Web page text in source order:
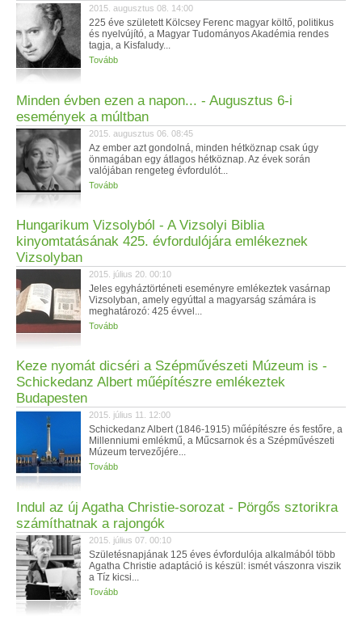
2015. augusztus 08. 14:00
225 éve született Kölcsey Ferenc magyar költő, politikus
és nyelvújító, a Magyar Tudományos Akadémia rendes
tagja, a Kisfaludy...
Tovább
Minden évben ezen a napon... - Augusztus 6-i
események a múltban
2015. augusztus 06. 08:45
Az ember azt gondolná, minden hétköznap csak úgy
önmagában egy átlagos hétköznap. Az évek során
valójában rengeteg évfordulót...
Tovább
Hungarikum Vizsolyból - A Vizsolyi Biblia
kinyomtatásának 425. évfordulójára emlékeznek
Vizsolyban
2015. július 20. 00:10
Jeles egyháztörténeti eseményre emlékeztek vasárnap
Vizsolyban, amely egyúttal a magyarság számára is
meghatározó: 425 évvel...
Tovább
Keze nyomát dicséri a Szépművészeti Múzeum is -
Schickedanz Albert műépítészre emlékeztek
Budapesten
2015. július 11. 12:00
Schickedanz Albert (1846-1915) műépítészre és festőre, a
Millenniumi emlékmű, a Műcsarnok és a Szépművészeti
Múzeum tervezőjére...
Tovább
Indul az új Agatha Christie-sorozat - Pörgős sztorikra
számíthatnak a rajongók
2015. július 07. 00:10
Születésnapjának 125 éves évfordulója alkalmából több
Agatha Christie adaptáció is készül: ismét vászonra viszik
a Tíz kicsi...
Tovább